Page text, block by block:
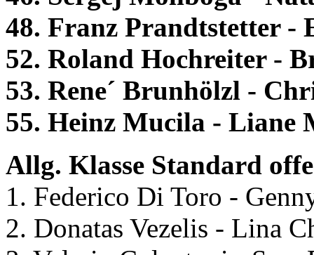
48. Franz Prandtstetter -
52. Roland Hochreiter -
53. Rene´ Brunhölzl -
55. Heinz Mucila - Liane
Allg. Klasse Standard
1. Federico Di Toro -
2. Donatas Vezelis - Lina